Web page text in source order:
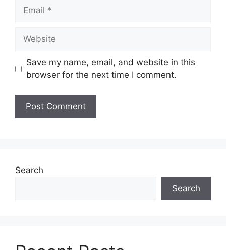
Save my name, email, and website in this
browser for the next time I comment.
Search
Search